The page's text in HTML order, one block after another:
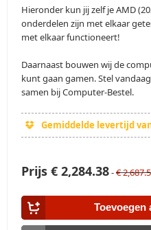
Hieronder kun jij zelf je AMD
onderdelen zijn met elkaar
met elkaar functioneert!
Daarnaast bouwen wij de
kunt gaan gamen. Stel
samen bij Computer-Bestel.
Gemiddelde levertijd
Prijs € 2,284.38-€
Toevoegen